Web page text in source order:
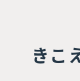
きこ